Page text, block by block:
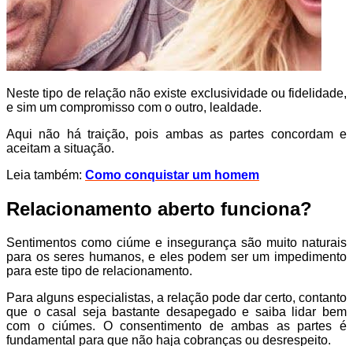
Neste tipo de relação não existe exclusividade ou fidelidade,
e sim um compromisso com o outro, lealdade.
Aqui não há traição, pois ambas as partes concordam e
aceitam a situação.
Leia também: Como conquistar um homem
Relacionamento aberto funciona?
Sentimentos como ciúme e insegurança são muito naturais
para os seres humanos, e eles podem ser um impedimento
para este tipo de relacionamento.
Para alguns especialistas, a relação pode dar certo, contanto
que o casal seja bastante desapegado e saiba lidar bem
com o ciúmes. O consentimento de ambas as partes é
fundamental para que não haja cobranças ou desrespeito.